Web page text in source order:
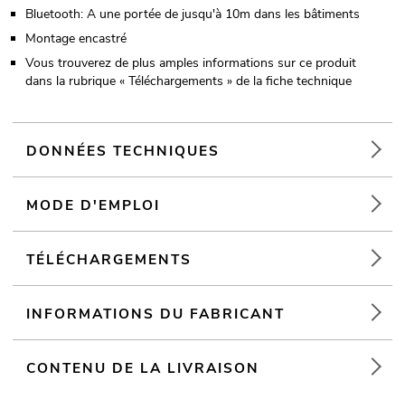
Bluetooth: A une portée de jusqu'à 10m dans les bâtiments
Montage encastré
Vous trouverez de plus amples informations sur ce produit
dans la rubrique « Téléchargements » de la fiche technique
DONNÉES TECHNIQUES
MODE D'EMPLOI
TÉLÉCHARGEMENTS
INFORMATIONS DU FABRICANT
CONTENU DE LA LIVRAISON